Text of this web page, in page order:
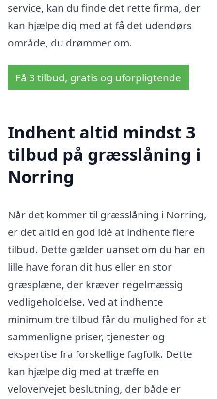
service, kan du finde det rette firma, der
kan hjælpe dig med at få det udendørs
område, du drømmer om.
Få 3 tilbud, gratis og uforpligtende
Indhent altid mindst 3
tilbud på græsslåning i
Norring
Når det kommer til græsslåning i Norring,
er det altid en god idé at indhente flere
tilbud. Dette gælder uanset om du har en
lille have foran dit hus eller en stor
græsplæne, der kræver regelmæssig
vedligeholdelse. Ved at indhente
minimum tre tilbud får du mulighed for at
sammenligne priser, tjenester og
ekspertise fra forskellige fagfolk. Dette
kan hjælpe dig med at træffe en
velovervejet beslutning, der både er